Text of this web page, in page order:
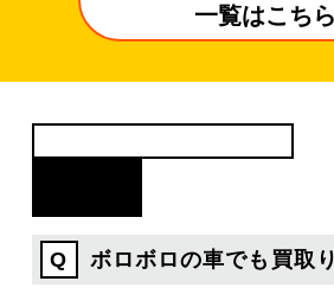
一覧はこちら
ボロボロの車でも買取